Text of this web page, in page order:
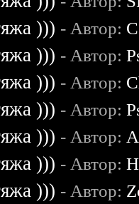
))) - Автор:
))) - Автор:
))) - Автор:
))) - Автор:
))) - Автор:
))) - Автор:
))) - Автор: